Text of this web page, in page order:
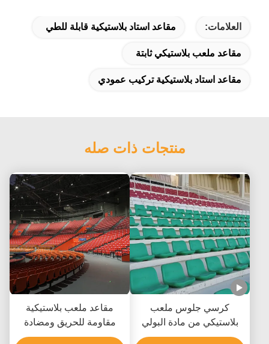
العلامات: مقاعد استاد بلاستيكية قابلة للطي
مقاعد ملعب بلاستيكي ثابتة
مقاعد استاد بلاستيكية تركيب عمودي
منتجات ذات صله
كرسي جلوس ملعب
بلاستيكي من مادة البولي
إيثيلين عالي الكثافة مع
مقاعد ملعب بلاستيكية
مقاومة للحريق ومضادة
للأشعة فوق البنفسجية من